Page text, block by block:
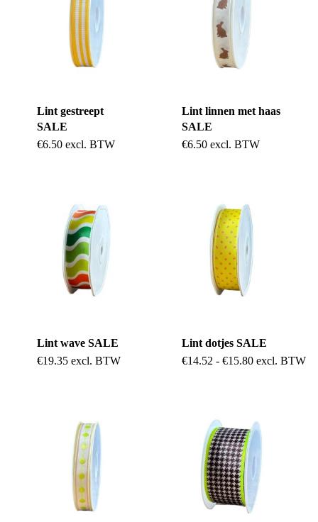
Lint gestreept
SALE
€6.50 excl. BTW
Lint linnen met haas
SALE
€6.50 excl. BTW
Lint wave SALE
€19.35 excl. BTW
Lint dotjes SALE
€14.52 - €15.80Prijsklasse:
excl. BTW
Dit
meerdere
variaties.
Deze
optie